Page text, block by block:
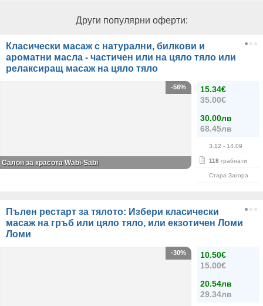
Други популярни оферти:
Класически масаж с натурални, билкови и
ароматни масла - частичен или на цяло тяло или
релаксиращ масаж на цяло тяло
15.34€
35.00€
30.00лв
68.45лв
3.12 - 14.09
118 грабнати
Стара Загора
-56%
Салон за красота Wabi-Sabi
Пълен рестарт за тялото: Избери класически
масаж на гръб или цяло тяло, или екзотичен Ломи
Ломи
10.50€
15.00€
20.54лв
29.34лв
-30%